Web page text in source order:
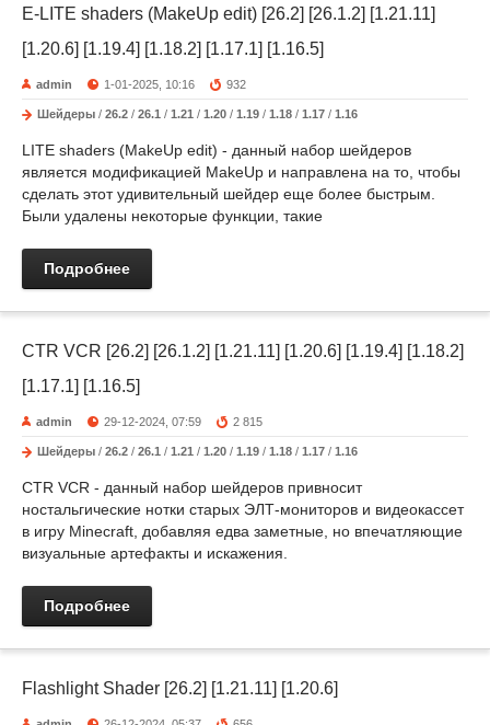
E-LITE shaders (MakeUp edit) [26.2] [26.1.2] [1.21.11]
[1.20.6] [1.19.4] [1.18.2] [1.17.1] [1.16.5]
admin 1-01-2025, 10:16 932
Шейдеры / 26.2 / 26.1 / 1.21 / 1.20 / 1.19 / 1.18 / 1.17 / 1.16
LITE shaders (MakeUp edit) - данный набор шейдеров
является модификацией MakeUp и направлена на то, чтобы
сделать этот удивительный шейдер еще более быстрым.
Были удалены некоторые функции, такие
Подробнее
CTR VCR [26.2] [26.1.2] [1.21.11] [1.20.6] [1.19.4] [1.18.2]
[1.17.1] [1.16.5]
admin 29-12-2024, 07:59 2 815
Шейдеры / 26.2 / 26.1 / 1.21 / 1.20 / 1.19 / 1.18 / 1.17 / 1.16
CTR VCR - данный набор шейдеров привносит
ностальгические нотки старых ЭЛТ-мониторов и видеокассет
в игру Minecraft, добавляя едва заметные, но впечатляющие
визуальные артефакты и искажения.
Подробнее
Flashlight Shader [26.2] [1.21.11] [1.20.6]